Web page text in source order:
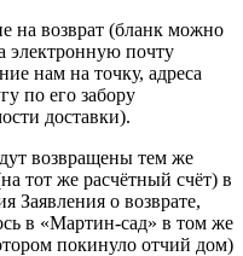
на возврат (бланк можно
электронную почту
нам на точку, адреса
по его забору
доставки).
возвращены тем же
тот же расчётный счёт) в
Заявления о возврате,
в «Мартин-сад» в том же
покинуло отчий дом)